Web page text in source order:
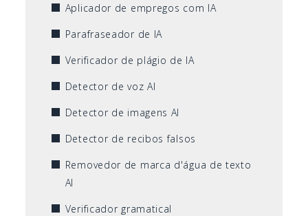
Aplicador de empregos com IA
Parafraseador de IA
Verificador de plágio de IA
Detector de voz AI
Detector de imagens AI
Detector de recibos falsos
Removedor de marca d'água de texto
AI
Verificador gramatical